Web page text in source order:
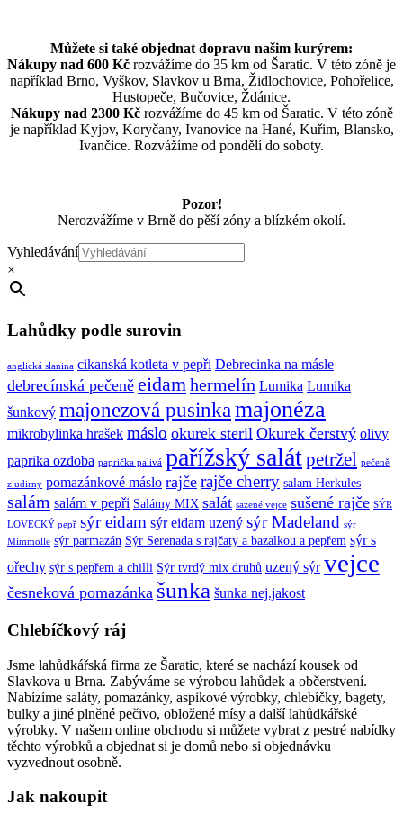
Můžete si také objednat dopravu našim kurýrem:
Nákupy nad 600 Kč rozvážíme do 35 km od Šaratic. V této zóně je
například Brno, Vyškov, Slavkov u Brna, Židlochovice, Pohořelice,
Hustopeče, Bučovice, Ždánice.
Nákupy nad 2300 Kčrozvážíme do 45 km od Šaratic. V této zóně
je například Kyjov, Koryčany, Ivanovice na Hané, Kuřim, Blansko,
Ivančice. Rozvážíme od pondělí do soboty.
Pozor!
Nerozvážíme v Brně do pěší zóny a blízkém okolí.
Vyhledávání
×
Lahůdky podle surovin
anglická slanina cikanská kotleta v pepři Debrecinka na másle
debrecínská pečeně eidamhermelín Lumika Lumika
šunkový majonezová pusinkamajonéza
mikrobylinka hrašek máslo okurek steril Okurek čerstvý olivy
paprika ozdoba paprička palivá pařížský salátpetržel pečeně
z udirny pomazánkové máslo rajče rajče cherry salam Herkules
salám salám v pepři Salámy MIX salát sazené vejce sušené rajče SÝR
LOVECKÝ pepř sýr eidam sýr eidam uzený sýr Madeland sýr
Mimmolle sýr parmazán Sýr Serenada s rajčaty a bazalkou a pepřem sýr s
ořechy sýr s pepřem a chilli Sýr tvrdý mix druhů uzený sýr vejce
česneková pomazánka šunka šunka nej.jakost
Chlebíčkový ráj
Jsme lahůdkářská firma ze Šaratic, které se nachází kousek od
Slavkova u Brna. Zabýváme se výrobou lahůdek a občerstvení.
Nabízíme saláty, pomazánky, aspikové výrobky, chlebíčky, bagety,
bulky a jiné plněné pečivo, obložené mísy a další lahůdkářské
výrobky. V našem online obchodu si můžete vybrat z pestré nabídky
těchto výrobků a objednat si je domů nebo si objednávku
vyzvednout osobně.
Jak nakoupit